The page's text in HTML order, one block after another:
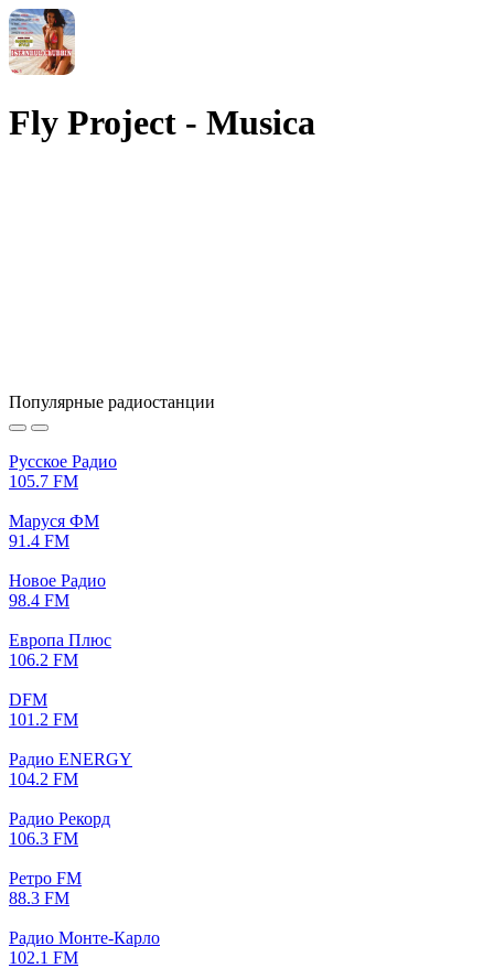
Fly Project - Musica
Популярные радиостанции
Русское Радио
105.7 FM
Маруся ФМ
91.4 FM
Новое Радио
98.4 FM
Европа Плюс
106.2 FM
DFM
101.2 FM
Радио ENERGY
104.2 FM
Радио Рекорд
106.3 FM
Ретро FM
88.3 FM
Радио Монте-Карло
102.1 FM